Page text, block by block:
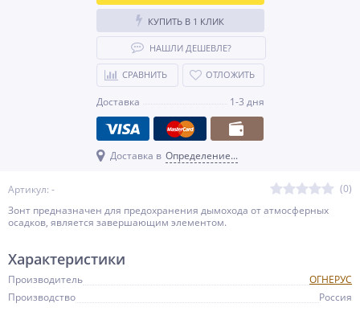
Артикул: -
(0)
Зонт предназначен для предохранения дымохода от атмосферных
осадков, является завершающим элементом.
КУПИТЬ В 1 КЛИК
НАШЛИ ДЕШЕВЛЕ?
СРАВНИТЬ ОТЛОЖИТЬ
Доставка 1-3 дня
Доставка в Определение...
Характеристики
Производитель
ОГНЕРУС
Производство
Россия